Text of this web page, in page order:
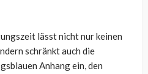
lässt nicht nur keinen
schränkt auch die
Anhang ein, den